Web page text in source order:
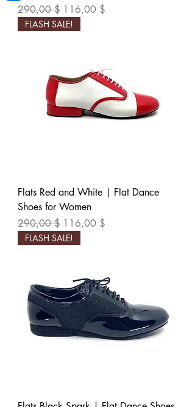
Обычная цена
290,00 $ Цена со скидкой
116,00 $
FLASH SALE!
Flats Red and White | Flat Dance
Shoes for Women
Обычная цена
290,00 $ Цена со скидкой
116,00 $
FLASH SALE!